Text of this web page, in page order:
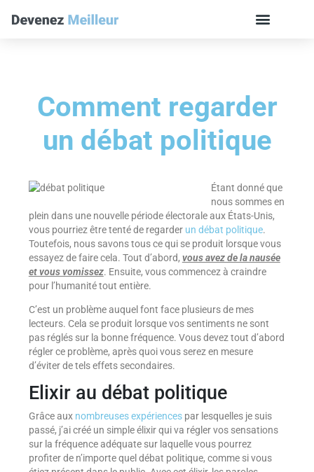
Comment regarder
un débat politique
Étant donné que
nous sommes en
plein dans une nouvelle période électorale aux États-Unis,
vous pourriez être tenté de regarder un débat politique.
Toutefois, nous savons tous ce qui se produit lorsque vous
essayez de faire cela. Tout d’abord, vous avez de la nausée
et vous vomissez. Ensuite, vous commencez à craindre
pour l’humanité tout entière.
C’est un problème auquel font face plusieurs de mes
lecteurs. Cela se produit lorsque vos sentiments ne sont
pas réglés sur la bonne fréquence. Vous devez tout d’abord
régler ce problème, après quoi vous serez en mesure
d’éviter de tels effets secondaires.
Elixir au débat politique
Grâce aux nombreuses expériencespar lesquelles je suis
passé, j’ai créé un simple élixir qui va régler vos sensations
sur la fréquence adéquate sur laquelle vous pourrez
profiter de n’importe quel débat politique, comme si vous